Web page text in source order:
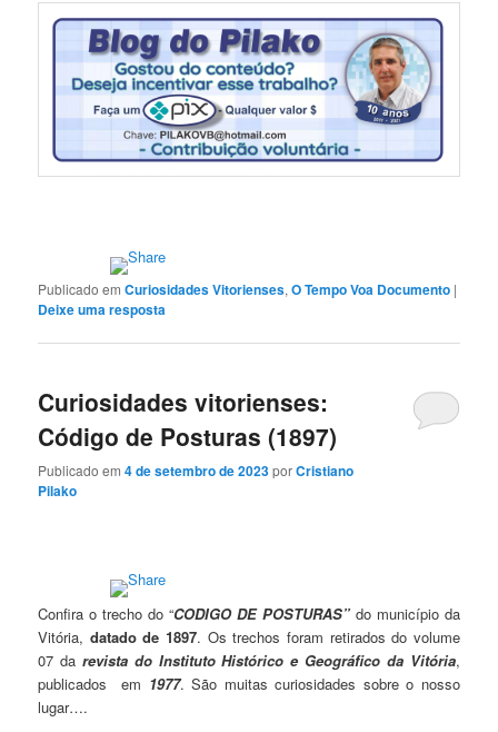
Publicado em Curiosidades Vitorienses,O Tempo Voa Documento |
Deixe uma resposta
Curiosidades vitorienses:
Código de Posturas (1897)
Publicado em4 de setembro de 2023porCristiano
Pilako
Confira o trecho do “CODIGO DE POSTURAS” do município da
Vitória, datado de 1897. Os trechos foram retirados do volume
07 da revista do Instituto Histórico e Geográfico da Vitória,
publicados em 1977. São muitas curiosidades sobre o nosso
lugar….